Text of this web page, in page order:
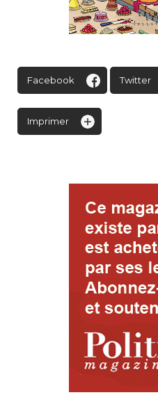
Facebook Twitter
Imprimer